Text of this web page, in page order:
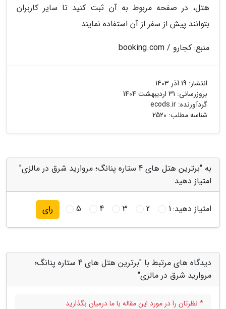
هتل، در صفحه مربوط به آن ثبت کنید تا سایر کاربران
بتوانند پیش از سفر از آن استفاده نمایند.
منبع: کجارو / booking.com
انتشار: 19 آذر 1403
بروزرسانی: 31 اردیبهشت 1404
گردآورنده: ecods.ir
شناسه مطلب: 2520
به "برترین هتل های 4 ستاره پنانگ؛ مروارید شرق در مالزی"
امتیاز دهید
امتیاز دهید:1
2
3
4
5 رای
دیدگاه های مرتبط با "برترین هتل های 4 ستاره پنانگ؛
مروارید شرق در مالزی"
* نظرتان را در مورد این مقاله با ما درمیان بگذارید